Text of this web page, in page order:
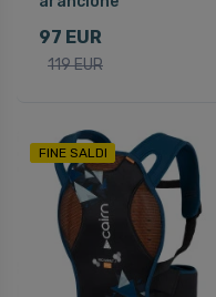
97 EUR
119 EUR
FINE SALDI